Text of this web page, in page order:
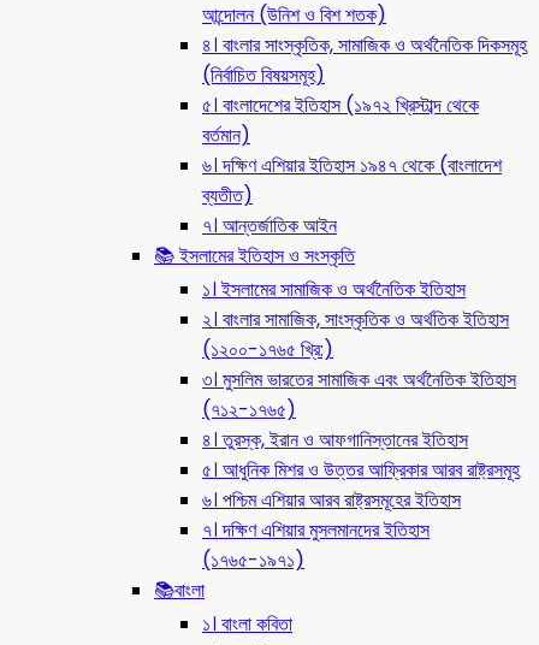
আন্দোলন (উনিশ ও বিশ শতক)
৪। বাংলার সাংস্কৃতিক, সামাজিক ও অর্থনৈতিক দিকসমূহ
(নির্বাচিত বিষয়সমূহ)
৫। বাংলাদেশের ইতিহাস (১৯৭২ খ্রিস্টাব্দ থেকে
বর্তমান)
৬। দক্ষিণ এশিয়ার ইতিহাস ১৯৪৭ থেকে (বাংলাদেশ
ব্যতীত)
৭। আন্তর্জাতিক আইন
📚 ইসলামের ইতিহাস ও সংস্কৃতি
১। ইসলামের সামাজিক ও অর্থনৈতিক ইতিহাস
২। বাংলার সামাজিক, সাংস্কৃতিক ও অর্থতিক ইতিহাস
(১২০০-১৭৬৫ খ্রি:)
৩। মুসলিম ভারতের সামাজিক এবং অর্থনৈতিক ইতিহাস
(৭১২-১৭৬৫)
৪। তুরস্ক, ইরান ও আফগানিস্তানের ইতিহাস
৫। আধুনিক মিশর ও উত্তর আফ্রিকার আরব রাষ্ট্রসমূহ
৬। পশ্চিম এশিয়ার আরব রাষ্ট্রসমূহের ইতিহাস
৭। দক্ষিণ এশিয়ার মুসলমানদের ইতিহাস
(১৭৬৫-১৯৭১)
📚বাংলা
১। বাংলা কবিতা